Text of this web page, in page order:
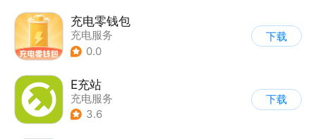
充电零钱包
充电服务
0.0
下载
E充站
充电服务
3.6
下载